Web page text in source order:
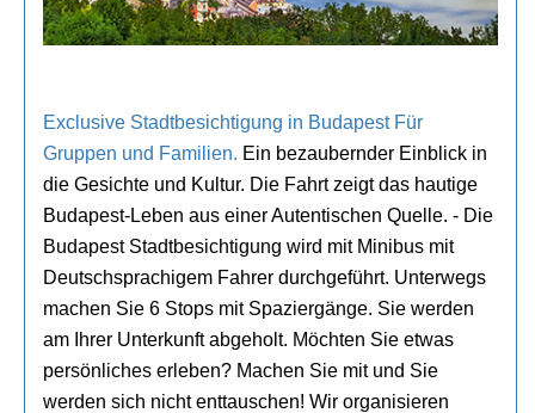
Exclusive Stadtbesichtigung in Budapest Für
Gruppen und Familien. Ein bezaubernder Einblick in
die Gesichte und Kultur. Die Fahrt zeigt das hautige
Budapest-Leben aus einer Autentischen Quelle. - Die
Budapest Stadtbesichtigung wird mit Minibus mit
Deutschsprachigem Fahrer durchgeführt. Unterwegs
machen Sie 6 Stops mit Spaziergänge. Sie werden
am Ihrer Unterkunft abgeholt. Möchten Sie etwas
persönliches erleben? Machen Sie mit und Sie
werden sich nicht enttauschen! Wir organisieren